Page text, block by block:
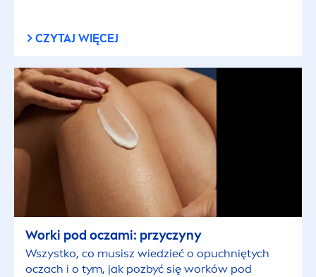
Włosy blond
Włosy cienkie
Włosy farbowane
Włosy kręcone
Włosy normalne
CZYTAJ WIĘCEJ
Worki pod oczami: przyczyny
Wszystko, co musisz wiedzieć o opuchniętych
oczach i o tym, jak pozbyć się worków pod